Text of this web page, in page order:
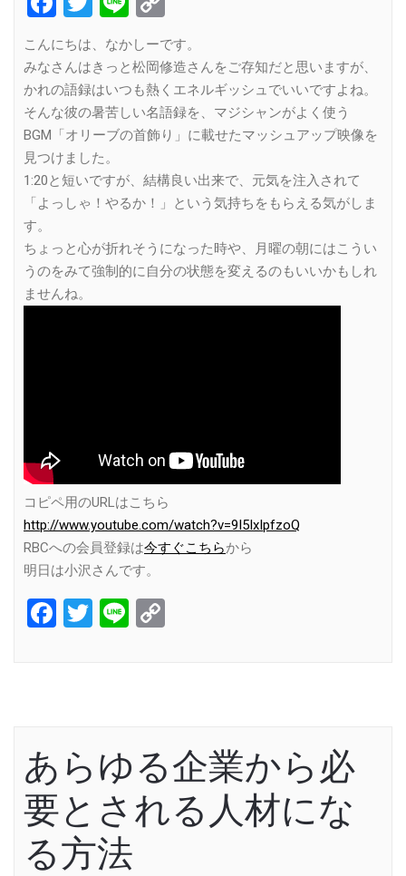
Link
こんにちは、なかしーです。
みなさんはきっと松岡修造さんをご存知だと思いますが、
かれの語録はいつも熱くエネルギッシュでいいですよね。
そんな彼の暑苦しい名語録を、マジシャンがよく使う
BGM「オリーブの首飾り」に載せたマッシュアップ映像を
見つけました。
1:20と短いですが、結構良い出来で、元気を注入されて
「よっしゃ！やるか！」という気持ちをもらえる気がしま
す。
ちょっと心が折れそうになった時や、月曜の朝にはこうい
うのをみて強制的に自分の状態を変えるのもいいかもしれ
ませんね。
コピペ用のURLはこちら
http://www.youtube.com/watch?v=9I5IxIpfzoQ
RBCへの会員登録は今すぐこちらから
明日は小沢さんです。
Facebook
Twitter
Line
あらゆる企業から必
要とされる人材にな
る方法